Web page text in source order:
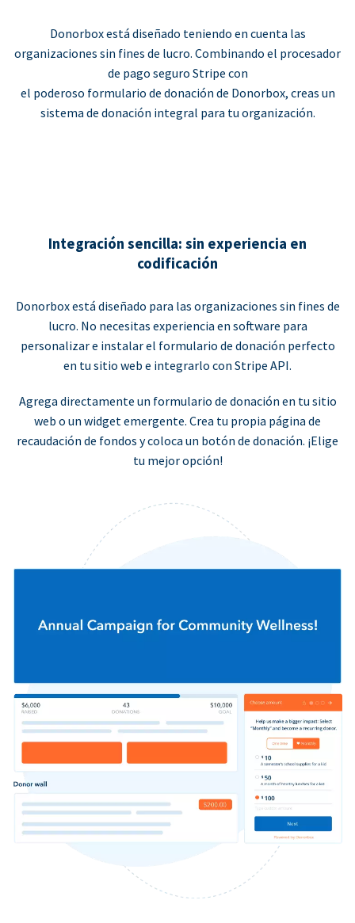
Donorbox está diseñado teniendo en cuenta las
organizaciones sin fines de lucro. Combinando el procesador
de pago seguro Stripe con
el poderoso formulario de donación de Donorbox, creas un
sistema de donación integral para tu organización.
Integración sencilla: sin experiencia en
codificación
Donorbox está diseñado para las organizaciones sin fines de
lucro. No necesitas experiencia en software para
personalizar e instalar el formulario de donación perfecto
en tu sitio web e integrarlo con Stripe API.
Agrega directamente un formulario de donación en tu sitio
web o un widget emergente. Crea tu propia página de
recaudación de fondos y coloca un botón de donación. ¡Elige
tu mejor opción!